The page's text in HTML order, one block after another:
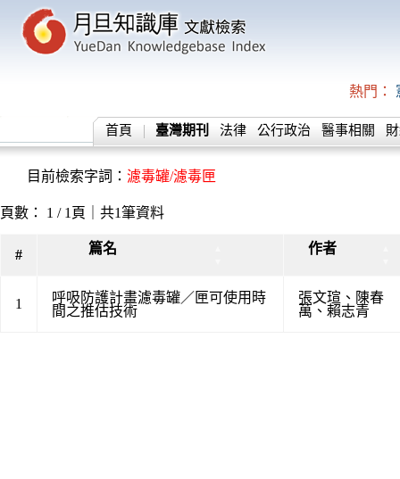
熱門：
首頁 臺灣期刊 法律 公行政治 醫事相關
目前檢索字詞： 濾毒罐/濾毒匣
頁數： 1 / 1頁｜共1筆資料
# 篇名 作者
1
呼吸防護計畫濾毒罐／匣可使用時
間之推估技術
張文瑄 、 陳春
萬 、 賴志青